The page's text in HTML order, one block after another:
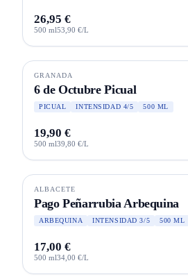
26,95 €
500 ml53,90 €/L
GRANADA
6 de Octubre Picual
PICUAL INTENSIDAD 4/5 500 ML
19,90 €
500 ml39,80 €/L
ALBACETE
Pago Peñarrubia Arbequina
ARBEQUINA INTENSIDAD 3/5 500 ML
17,00 €
500 ml34,00 €/L
Agotado